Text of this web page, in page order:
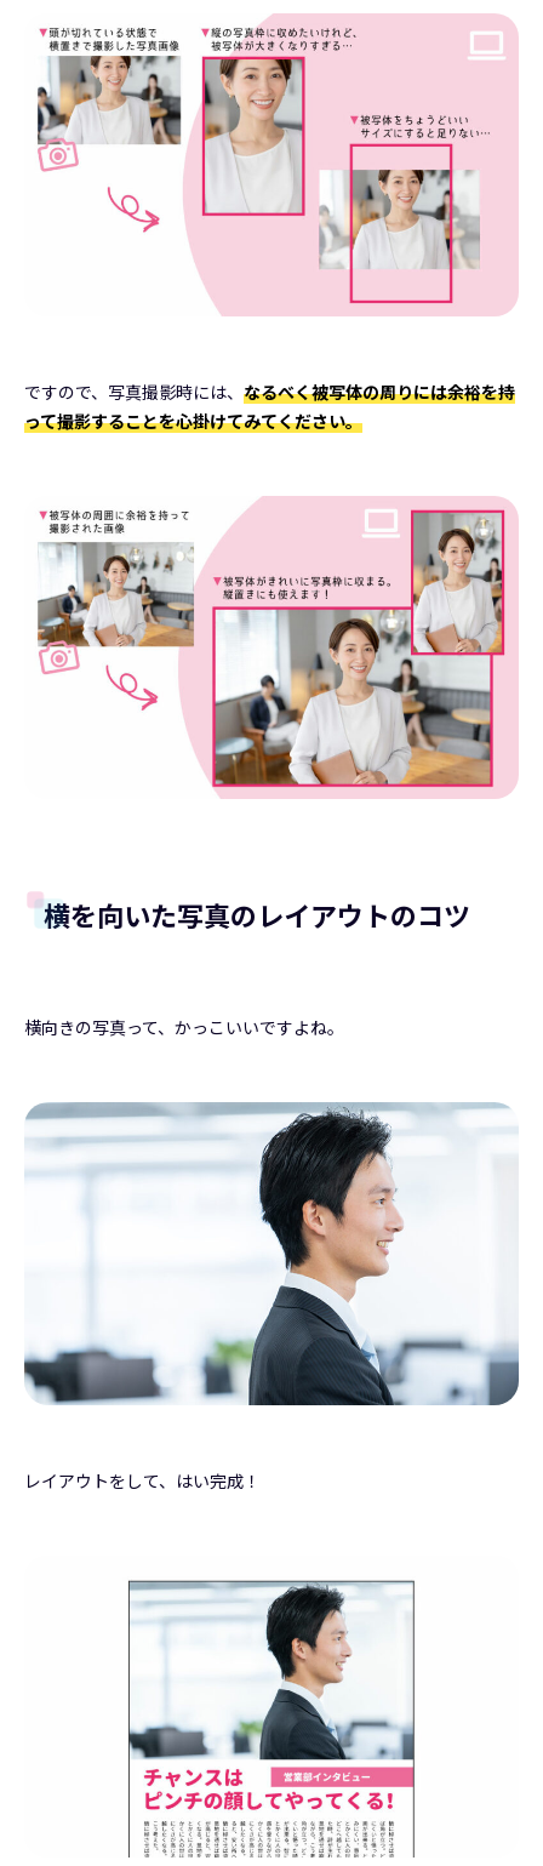
ですので、写真撮影時には、 なるべく被写体の周りには余裕を持
って撮影することを心掛けてみてください。
横を向いた写真のレイアウトのコツ
横向きの写真って、かっこいいですよね。
レイアウトをして、はい完成！